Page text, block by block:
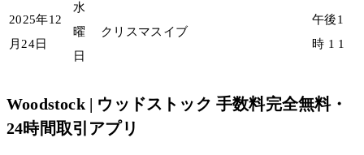
2025年12
月24日
水
曜
日
クリスマスイブ
午後1
時 1 1
Woodstock | ウッドストック 手数料完全無料・
24時間取引アプリ